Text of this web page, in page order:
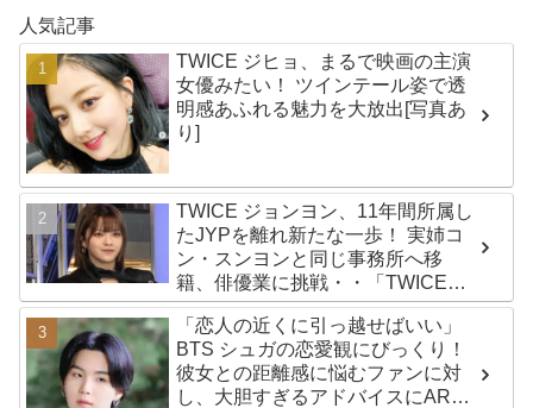
人気記事
TWICE ジヒョ、まるで映画の主演
女優みたい！ ツインテール姿で透
明感あふれる魅力を大放出[写真あ
り]
TWICE ジョンヨン、11年間所属し
たJYPを離れ新たな一歩！ 実姉コ
ン・スンヨンと同じ事務所へ移
籍、俳優業に挑戦・・「TWICEは
変わらず守っていく」グループ活
動は継続へ
「恋人の近くに引っ越せばいい」
BTS シュガの恋愛観にびっくり！
彼女との距離感に悩むファンに対
し、大胆すぎるアドバイスにARMY